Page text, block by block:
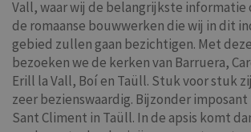
Vall, waar wij de belangrijkste informatie
de romaanse bouwwerken die wij in dit
gebied zullen gaan bezichtigen. Met
bezoeken we de kerken van Barruera,
Erill la Vall, Boí en Taüll. Stuk voor stuk
zeer bezienswaardig. Bijzonder
Sant Climent in Taüll. In de apsis komt